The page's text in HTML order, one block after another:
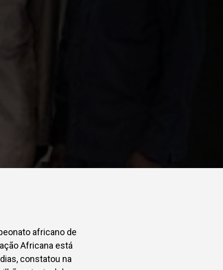
africano de
Africana está
constatou na